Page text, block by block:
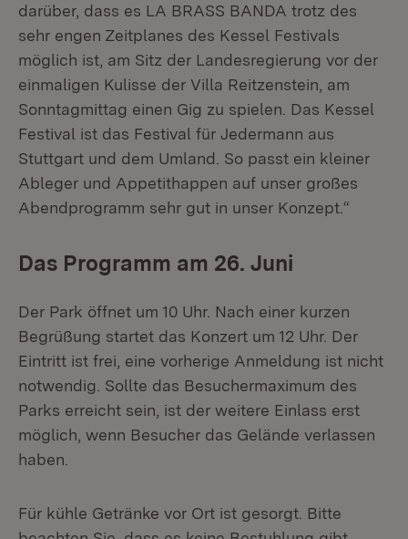
darüber, dass es LA BRASS BANDA trotz des
sehr engen Zeitplanes des Kessel Festivals
möglich ist, am Sitz der Landesregierung vor der
einmaligen Kulisse der Villa Reitzenstein, am
Sonntagmittag einen Gig zu spielen. Das Kessel
Festival ist das Festival für Jedermann aus
Stuttgart und dem Umland. So passt ein kleiner
Ableger und Appetithappen auf unser großes
Abendprogramm sehr gut in unser Konzept.“
Das Programm am 26. Juni
Der Park öffnet um 10 Uhr. Nach einer kurzen
Begrüßung startet das Konzert um 12 Uhr. Der
Eintritt ist frei, eine vorherige Anmeldung ist nicht
notwendig. Sollte das Besuchermaximum des
Parks erreicht sein, ist der weitere Einlass erst
möglich, wenn Besucher das Gelände verlassen
haben.
Für kühle Getränke vor Ort ist gesorgt. Bitte